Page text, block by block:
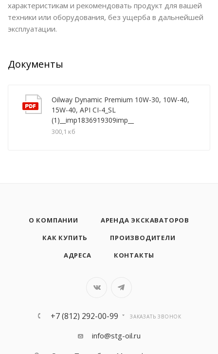
характеристикам и рекомендовать продукт для вашей
техники или оборудования, без ущерба в дальнейшей
эксплуатации.
Документы
Oilway Dynamic Premium 10W-30, 10W-40,
15W-40, API CI-4_SL
(1)__imp1836919309imp__
300,1 кб
О КОМПАНИИ
АРЕНДА ЭКСКАВАТОРОВ
КАК КУПИТЬ
ПРОИЗВОДИТЕЛИ
АДРЕСА
КОНТАКТЫ
+7 (812) 292-00-99 ЗАКАЗАТЬ ЗВОНОК
info@stg-oil.ru